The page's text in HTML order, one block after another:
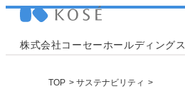
株式会社コーセーホールディングス
TOP
サステナビリティ